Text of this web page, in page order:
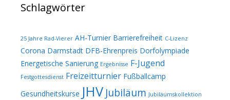
Schlagwörter
25 Jahre Rad-Vierer AH-Turnier Barrierefreiheit C-Lizenz
Corona Darmstadt DFB-Ehrenpreis Dorfolympiade
Energetische Sanierung Ergebnisse F-Jugend
Festgottesdienst Freizeitturnier Fußballcamp
Gesundheitskurse JHV Jubiläum Jubiläumskollektion